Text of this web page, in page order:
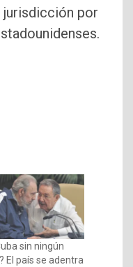
por
sin ningún
El país se adentra